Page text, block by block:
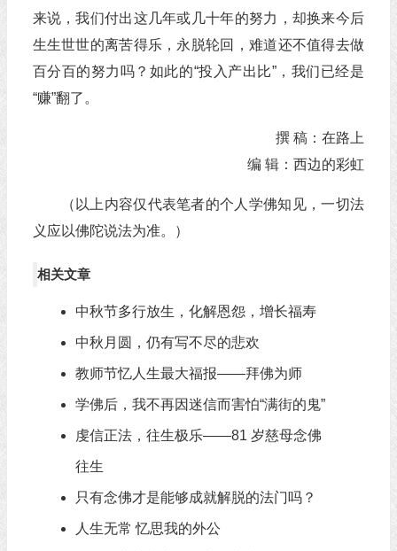
来说，我们付出这几年或几十年的努力，却换来今后
生生世世的离苦得乐，永脱轮回，难道还不值得去做
百分百的努力吗？如此的“投入产出比”，我们已经是
“赚”翻了。
撰 稿：在路上
编 辑：西边的彩虹
（以上内容仅代表笔者的个人学佛知见，一切法
义应以佛陀说法为准。）
相关文章
中秋节多行放生，化解恩怨，增长福寿
中秋月圆，仍有写不尽的悲欢
教师节忆人生最大福报——拜佛为师
学佛后，我不再因迷信而害怕“满街的鬼”
虔信正法，往生极乐——81 岁慈母念佛
往生
只有念佛才是能够成就解脱的法门吗？
人生无常 忆思我的外公